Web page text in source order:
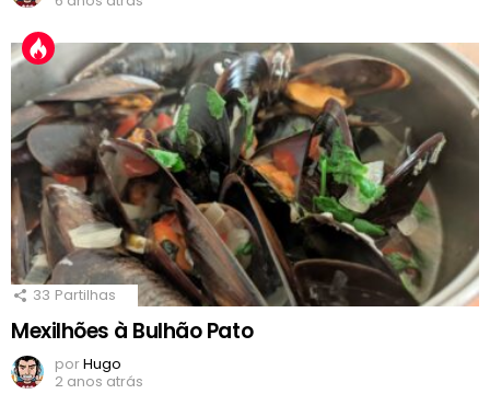
33 Partilhas
Mexilhões à Bulhão Pato
porHugo
2 anos atrás